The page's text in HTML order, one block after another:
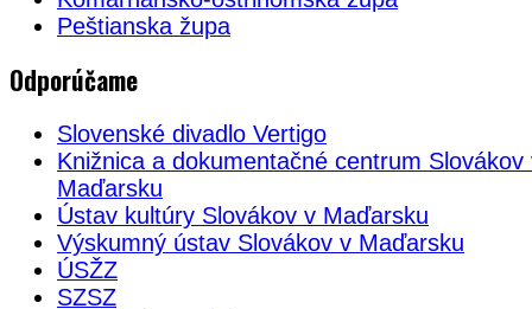
Peštianska župa
Odporúčame
Slovenské divadlo Vertigo
Knižnica a dokumentačné centrum Slovákov
Maďarsku
Ústav kultúry Slovákov v Maďarsku
Výskumný ústav Slovákov v Maďarsku
ÚSŽZ
SZSZ